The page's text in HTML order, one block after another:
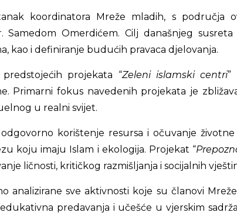
koordinatora Mreže mladih, s područja
Omerdićem. Cilj današnjeg susreta
kao i definiranje budućih pravaca djelovanja.
projekata “Zeleni islamski centri”
Primarni fokus navedenih projekata je
u realni svijet.
korištenje resursa i očuvanje
koju imaju Islam i ekologija. Projekat “
ličnosti, kritičkog razmišljanja i socijalnih
analizirane sve aktivnosti koje su članovi
predavanja i učešće u vjerskim